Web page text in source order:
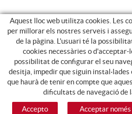
Aquest lloc web utilitza cookies. Les
per millorar els nostres serveis i
de la pàgina. L'usuari té la
cookies necessàries o d'acceptar-
possibilitat de configurar el seu
desitja, impedir que siguin instal·lades
que haurà de tenir en compte que
dificultats de navegació de
Accepto
Acceptar només